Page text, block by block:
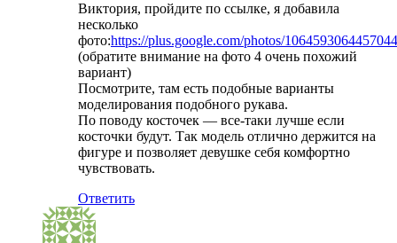
Виктория, пройдите по ссылке, я добавила
несколько
фото:https://plus.google.com/photos/
(обратите внимание на фото 4 очень похожий
вариант)
Посмотрите, там есть подобные варианты
моделирования подобного рукава.
По поводу косточек — все-таки лучше если
косточки будут. Так модель отлично держится на
фигуре и позволяет девушке себя комфортно
чувствовать.
Ответить